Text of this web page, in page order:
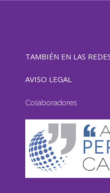
TAMBIÉN EN LAS
AVISO LEGAL
Colaboradores